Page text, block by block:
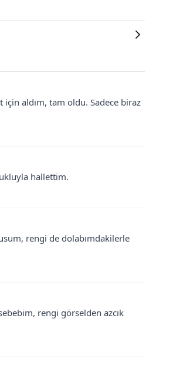
aldım, tam oldu. Sadece biraz
hallettim.
rengi de dolabımdakilerle
rengi görselden azcık